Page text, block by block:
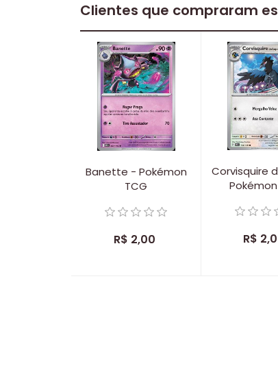
Clientes que compraram
Banette - Pokémon
TCG
R$ 2,00
Corvisquire
R$